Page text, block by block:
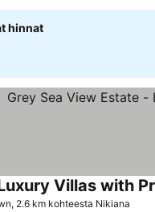
hinnat
Villas with
2.6 km kohteesta Nikiana